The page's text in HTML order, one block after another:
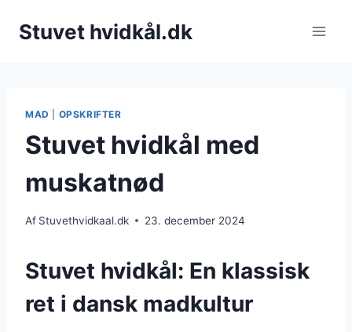
Stuvet hvidkål.dk
MAD OPSKRIFTER
Stuvet hvidkål med
muskatnød
Af Stuvethvidkaal.dk 23. december 2024
Stuvet hvidkål: En klassisk
ret i dansk madkultur